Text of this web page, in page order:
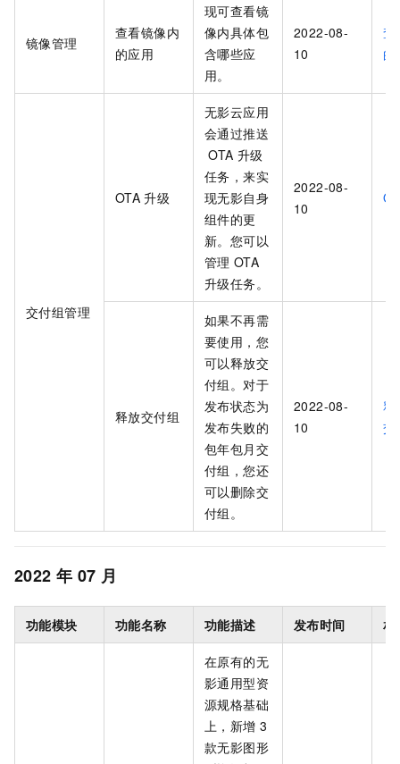
镜像管理
查看镜像内
的应用
现可查看镜
像内具体包
含哪些应
用。
2022-08-
10
查
的
交付组管理
OTA 升级
无影云应用
会通过推送
OTA 升级
任务，来实
现无影自身
组件的更
新。您可以
管理 OTA
升级任务。
2022-08-
10
释放交付组
如果不再需
要使用，您
可以释放交
付组。对于
发布状态为
发布失败的
包年包月交
付组，您还
可以删除交
付组。
2022-08-
10
释
交
2022 年 07 月
功能模块 功能名称 功能描述 发布时间 相
在原有的无
影通用型资
源规格基础
上，新增 3
款无影图形